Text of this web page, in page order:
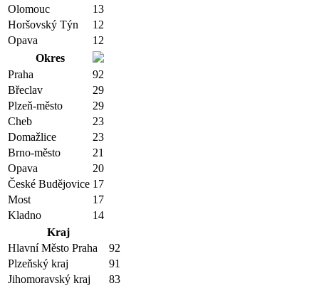
Olomouc
13
Horšovský Týn
12
Opava
12
Okres
Praha
92
Břeclav
29
Plzeň-město
29
Cheb
23
Domažlice
23
Brno-město
21
Opava
20
České Budějovice 17
Most
17
Kladno
14
Kraj
Hlavní Město Praha
92
Plzeňský kraj
91
Jihomoravský kraj
83